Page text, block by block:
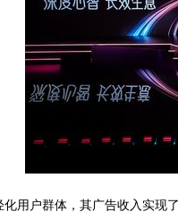
用户群体，其广告收入实